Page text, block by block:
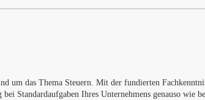
um das Thema Steuern. Mit der fundierten
bei Standardaufgaben Ihres Unternehmens